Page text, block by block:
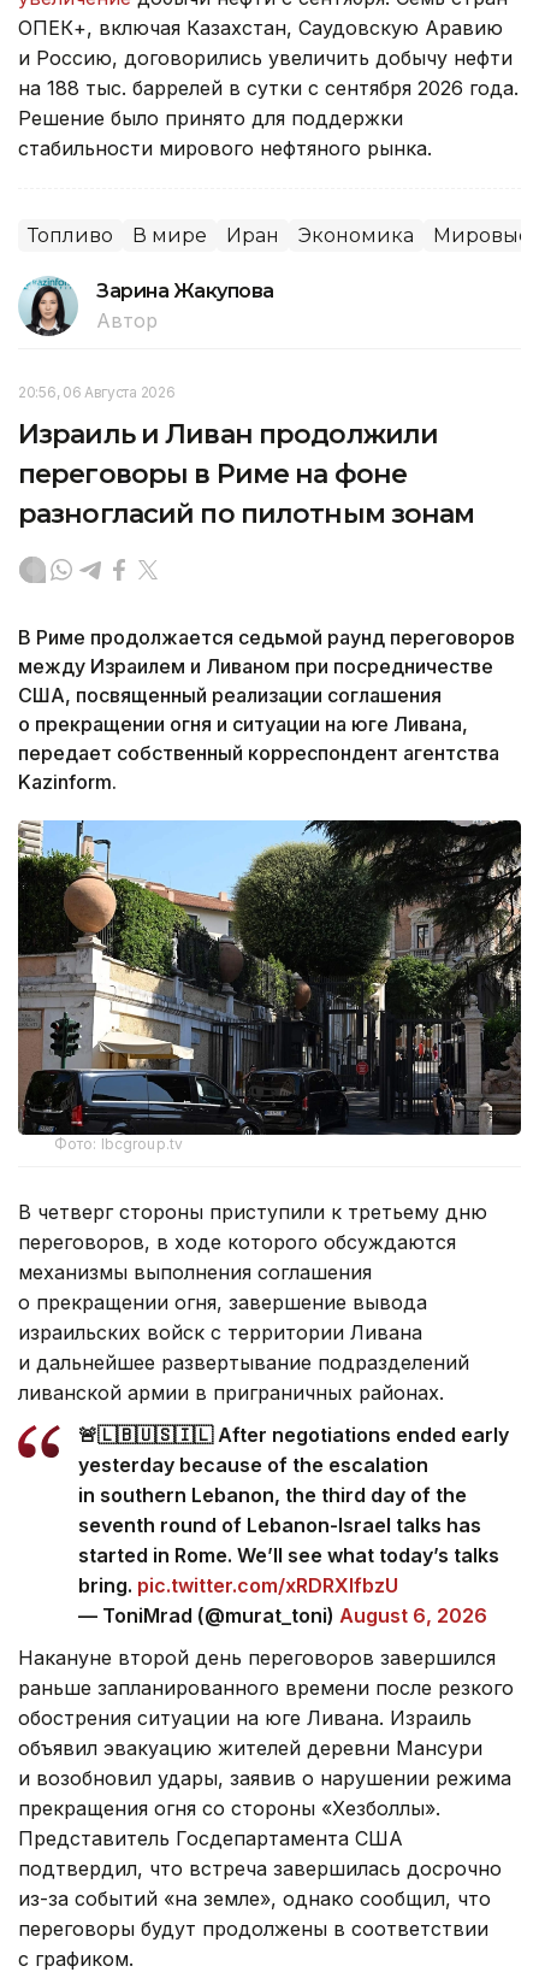
ОПЕК+, включая Казахстан, Саудовскую Аравию
и Россию, договорились увеличить добычу нефти
на 188 тыс. баррелей в сутки с сентября 2026 года.
Решение было принято для поддержки
стабильности мирового нефтяного рынка.
Топливо В мире Иран Экономика Мировые
Зарина Жакупова
Автор
20:56, 06 Августа 2026
Израиль и Ливан продолжили
переговоры в Риме на фоне
разногласий по пилотным зонам
В Риме продолжается седьмой раунд переговоров
между Израилем и Ливаном при посредничестве
США, посвященный реализации соглашения
о прекращении огня и ситуации на юге Ливана,
передает собственный корреспондент агентства
Kazinform.
Фото: lbcgroup.tv
В четверг стороны приступили к третьему дню
переговоров, в ходе которого обсуждаются
механизмы выполнения соглашения
о прекращении огня, завершение вывода
израильских войск с территории Ливана
и дальнейшее развертывание подразделений
ливанской армии в приграничных районах.
🚨🇱🇧🇺🇸🇮🇱 After negotiations ended early
yesterday because of the escalation
in southern Lebanon, the third day of the
seventh round of Lebanon-Israel talks has
started in Rome. We’ll see what today’s talks
bring. pic.twitter.com/xRDRXlfbzU
— ToniMrad (@murat_toni) August 6, 2026
Накануне второй день переговоров завершился
раньше запланированного времени после резкого
обострения ситуации на юге Ливана. Израиль
объявил эвакуацию жителей деревни Мансури
и возобновил удары, заявив о нарушении режима
прекращения огня со стороны «Хезболлы».
Представитель Госдепартамента США
подтвердил, что встреча завершилась досрочно
из-за событий «на земле», однако сообщил, что
переговоры будут продолжены в соответствии
с графиком.